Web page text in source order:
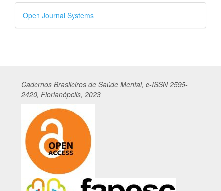
Desenvolvido
por
Open Journal Systems
Cadernos Brasileiros de Saúde Mental, e-ISSN 2595-
2420, Florianópolis, 2023